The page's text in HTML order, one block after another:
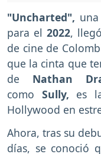
"Uncharted",
para el 2022,
de cine de
que la cinta que
de Nathan
como Sully, es
Hollywood en
Ahora, tras su
días, se conoció